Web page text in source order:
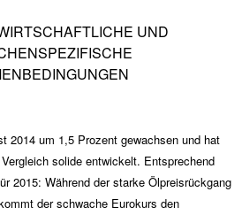
UND
2014 um 1,5 Prozent gewachsen und hat
solide entwickelt. Entsprechend
2015: Während der starke Ölpreisrückgang
der schwache Eurokurs den